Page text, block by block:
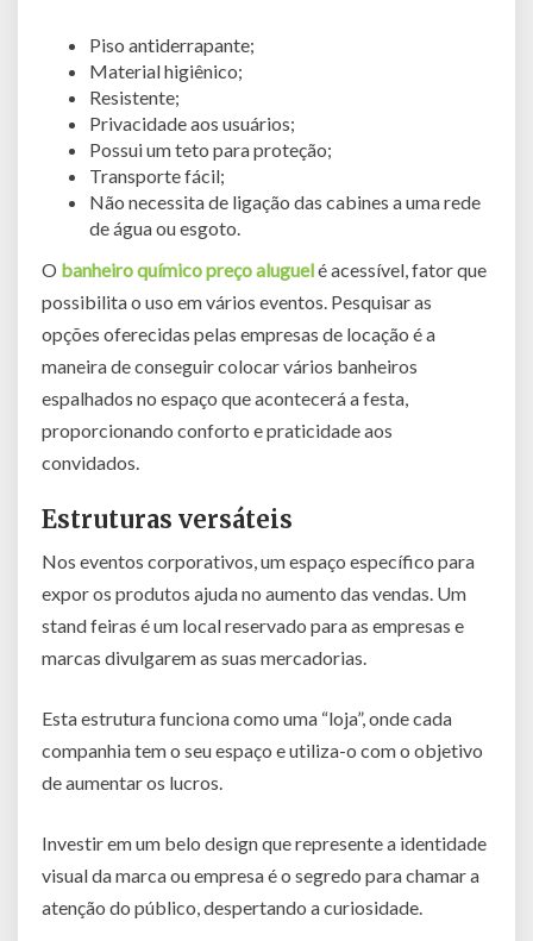
Piso antiderrapante;
Material higiênico;
Resistente;
Privacidade aos usuários;
Possui um teto para proteção;
Transporte fácil;
Não necessita de ligação das cabines a uma rede
de água ou esgoto.
O banheiro químico preço aluguelé acessível, fator que
possibilita o uso em vários eventos. Pesquisar as
opções oferecidas pelas empresas de locação é a
maneira de conseguir colocar vários banheiros
espalhados no espaço que acontecerá a festa,
proporcionando conforto e praticidade aos
convidados.
Estruturas versáteis
Nos eventos corporativos, um espaço específico para
expor os produtos ajuda no aumento das vendas. Um
stand feiras é um local reservado para as empresas e
marcas divulgarem as suas mercadorias.
Esta estrutura funciona como uma “loja”, onde cada
companhia tem o seu espaço e utiliza-o com o objetivo
de aumentar os lucros.
Investir em um belo design que represente a identidade
visual da marca ou empresa é o segredo para chamar a
atenção do público, despertando a curiosidade.